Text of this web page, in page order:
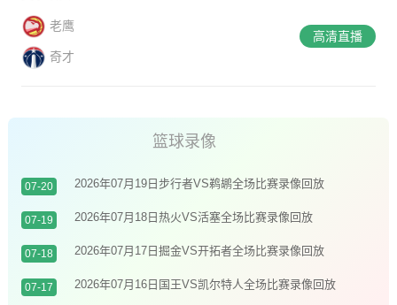
老鹰
奇才
高清直播
篮球录像
07-20 2026年07月19日步行者VS鹈鹕全场比赛录像回放
07-19 2026年07月18日热火VS活塞全场比赛录像回放
07-18 2026年07月17日掘金VS开拓者全场比赛录像回放
07-17 2026年07月16日国王VS凯尔特人全场比赛录像回放